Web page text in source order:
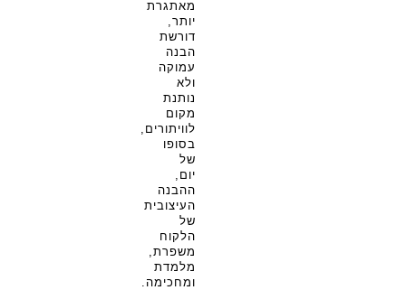
מאתגרת
יותר,
דורשת
הבנה
עמוקה
ולא
נותנת
מקום
לוויתורים,
בסופו
של
יום,
ההבנה
העיצובית
של
הלקוח
משפרת,
מלמדת
ומחכימה.